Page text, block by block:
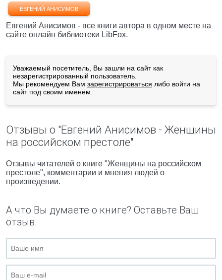
ЕВГЕНИЙ АНИСИМОВ
Евгений Анисимов - все книги автора в одном месте на
сайте онлайн библиотеки LibFox.
Уважаемый посетитель, Вы зашли на сайт как
незарегистрированный пользователь.
Мы рекомендуем Вам зарегистрироваться либо войти на
сайт под своим именем.
Отзывы о "Евгений Анисимов - Женщины
на российском престоле"
Отзывы читателей о книге "Женщины на российском
престоле", комментарии и мнения людей о
произведении.
А что Вы думаете о книге? Оставьте Ваш
отзыв.